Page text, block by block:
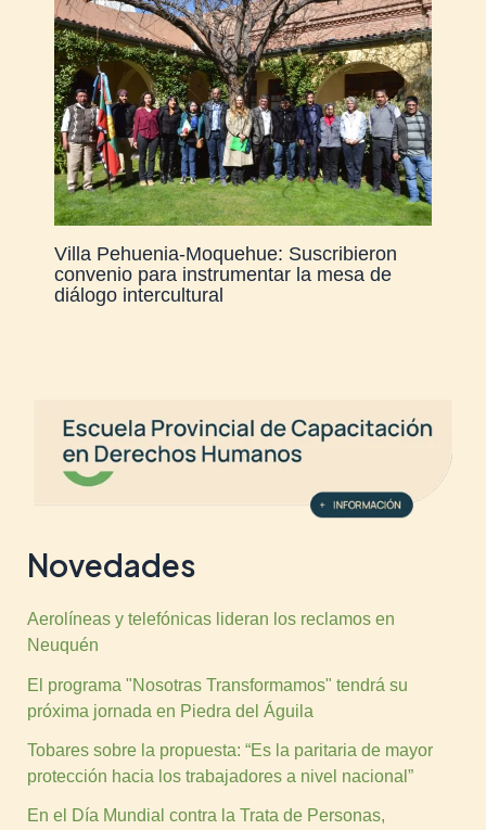
Villa Pehuenia-Moquehue: Suscribieron
convenio para instrumentar la mesa de
diálogo intercultural
Novedades
Aerolíneas y telefónicas lideran los reclamos en
Neuquén
El programa "Nosotras Transformamos" tendrá su
próxima jornada en Piedra del Águila
Tobares sobre la propuesta: “Es la paritaria de mayor
protección hacia los trabajadores a nivel nacional”
En el Día Mundial contra la Trata de Personas,